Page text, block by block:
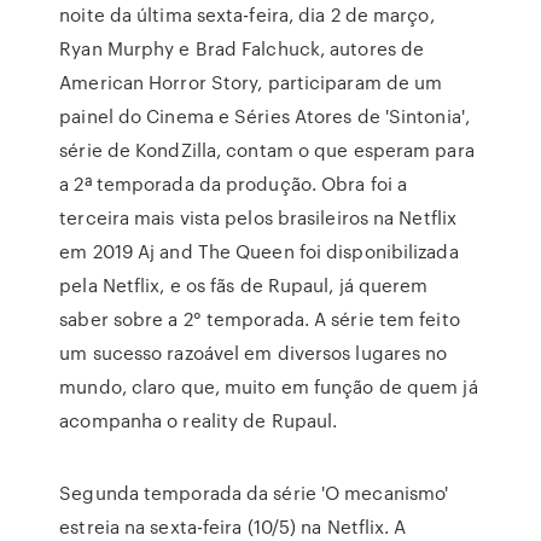
noite da última sexta-feira, dia 2 de março,
Ryan Murphy e Brad Falchuck, autores de
American Horror Story, participaram de um
painel do Cinema e Séries Atores de 'Sintonia',
série de KondZilla, contam o que esperam para
a 2ª temporada da produção. Obra foi a
terceira mais vista pelos brasileiros na Netflix
em 2019 Aj and The Queen foi disponibilizada
pela Netflix, e os fãs de Rupaul, já querem
saber sobre a 2° temporada. A série tem feito
um sucesso razoável em diversos lugares no
mundo, claro que, muito em função de quem já
acompanha o reality de Rupaul.
Segunda temporada da série 'O mecanismo'
estreia na sexta-feira (10/5) na Netflix. A